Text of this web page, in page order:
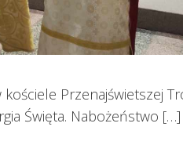
Przenajświetszej
Święta. Nabożeństwo […]